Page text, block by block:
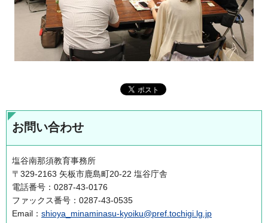
お問い合わせ
塩谷南那須教育事務所
〒329-2163 矢板市鹿島町20-22 塩谷庁舎
電話番号：0287-43-0176
ファックス番号：0287-43-0535
Email： shioya_minaminasu-kyoiku@pref.tochigi.lg.jp